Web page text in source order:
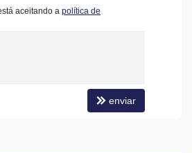
aceitando a política de
enviar